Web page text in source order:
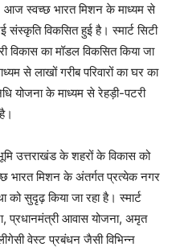
आज स्वच्छ भारत मिशन के माध्यम से
विकसित हुई है। स्मार्ट सिटी
विकास का मॉडल विकसित किया जा
से लाखों गरीब परिवारों का घर का
योजना के माध्यम से रेहड़ी-पटरी
उत्तराखंड के शहरों के विकास को
भारत मिशन के अंतर्गत प्रत्येक नगर
सुदृढ़ किया जा रहा है। स्मार्ट
प्रधानमंत्री आवास योजना, अमृत
वेस्ट प्रबंधन जैसी विभिन्न